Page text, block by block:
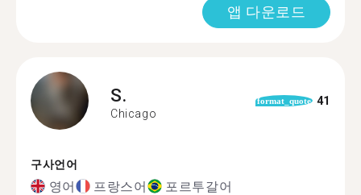
앱 다운로드
S.
Chicago
format_quote 41
구사언어
영어 프랑스어 포르투갈어